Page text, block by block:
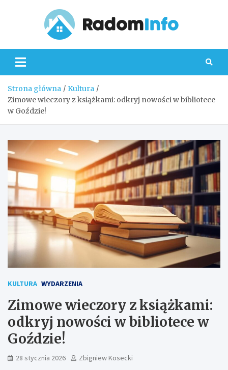
Strona główna
Kultura
Zimowe wieczory z książkami: odkryj nowości w bibliotece
w Goździe!
KULTURA WYDARZENIA
Zimowe wieczory z książkami:
odkryj nowości w bibliotece w
Goździe!
28 stycznia 2026 Zbigniew Kosecki